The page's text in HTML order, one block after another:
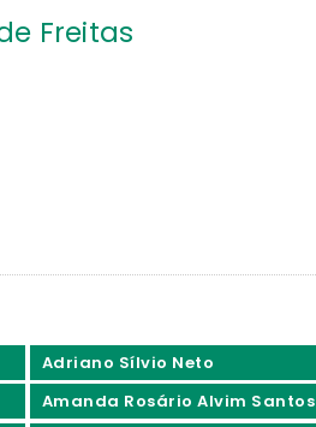
Freitas
Adriano Sílvio Neto
Amanda Rosário Alvim Santos